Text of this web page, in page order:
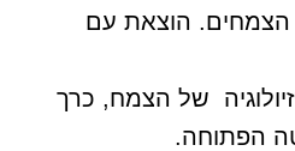
כל עולם הצמחים. הוצאת עם
ל וזייגר א 2003 פיזיולוגיה של הצמח, כרך
הפתוחה.